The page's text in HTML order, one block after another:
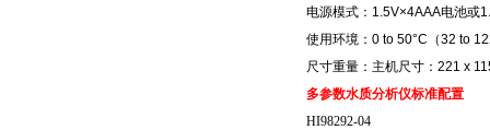
电源模式： 1.5V×4AAA电池或
使用环境：0 to 50°C （32 to
尺寸重量：主机尺寸： 221 x
多参数水质分析仪标准配置
HI98292-04